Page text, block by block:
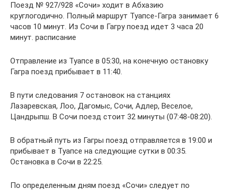
Поезд № 927/928 «Сочи» ходит в Абхазию
круглогодично. Полный маршрут Туапсе-Гагра занимает 6
часов 10 минут. Из Сочи в Гагру поезд идет 3 часа 20
минут. расписание
Отправление из Туапсе в 05:30, на конечную остановку
Гагра поезд прибывает в 11:40.
В пути следования 7 остановок на станциях
Лазаревская, Лоо, Дагомыс, Сочи, Адлер, Веселое,
Цандрыпш. В Сочи поезд стоит 32 минуты (07:48-08:20).
В обратный путь из Гагры поезд отправляется в 19:00 и
прибывает в Туапсе на следующие сутки в 00:35.
Остановка в Сочи в 22:25.
По определенным дням поезд «Сочи» следует по